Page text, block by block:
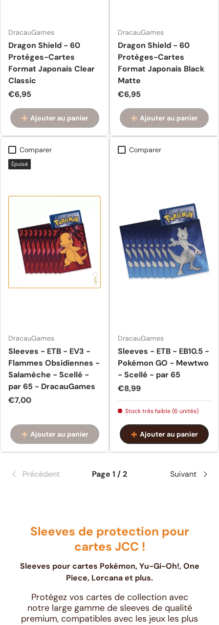
DracauGames
Dragon Shield - 60
Protèges-Cartes
Format Japonais Clear
Classic
Prix habituel
€6,95
Ajouter au panier
DracauGames
Dragon Shield - 60
Protèges-Cartes
Format Japonais Black
Matte
Prix habituel
€6,95
Ajouter au panier
Comparer
Épuisé
DracauGames
Sleeves - ETB - EV3 -
Flammes Obsidiennes -
Salamèche - Scellé -
par 65 - DracauGames
Prix habituel
€7,00
Ajouter au panier
Comparer
DracauGames
Sleeves - ETB - EB10.5 -
Pokémon GO - Mewtwo
- Scellé - par 65
Prix habituel
€8,99
Stock très faible (6 unités)
Ajouter au panier
Précédent Page 1 / 2 Suivant
Sleeves de protection pour
cartes JCC !
Sleeves pour cartes Pokémon, Yu-Gi-Oh!, One
Piece, Lorcana et plus.
Protégez vos cartes de collection avec
notre large gamme de sleeves de qualité
premium, compatibles avec les jeux les plus